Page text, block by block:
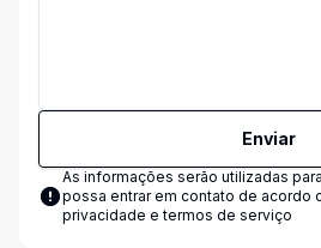
Enviar
As informações serão utilizadas
possa entrar em contato de acordo
privacidade e termos de serviço